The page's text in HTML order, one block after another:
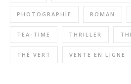
PHOTOGRAPHIE ROMAN
TEA-TIME THRILLER
THÉ VERT VENTE EN LIGNE